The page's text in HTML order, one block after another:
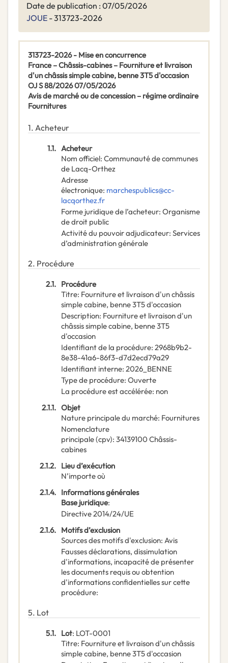
Date de publication : 07/05/2026
JOUE - 313723-2026
313723-2026 - Mise en concurrence
France – Châssis-cabines – Fourniture et livraison
d'un châssis simple cabine, benne 3T5 d'occasion
OJ S 88/2026 07/05/2026
Avis de marché ou de concession – régime ordinaire
Fournitures
1. Acheteur
1.1. Acheteur
Nom officiel: Communauté de communes
de Lacq-Orthez
Adresse
électronique: marchespublics@cc-
lacqorthez.fr
Forme juridique de l’acheteur: Organisme
de droit public
Activité du pouvoir adjudicateur: Services
d’administration générale
2. Procédure
2.1. Procédure
Titre: Fourniture et livraison d'un châssis
simple cabine, benne 3T5 d'occasion
Description: Fourniture et livraison d'un
châssis simple cabine, benne 3T5
d'occasion
Identifiant de la procédure: 2968b9b2-
8e38-41a6-86f3-d7d2ecd79a29
Identifiant interne: 2026_BENNE
Type de procédure: Ouverte
La procédure est accélérée: non
2.1.1. Objet
Nature principale du marché: Fournitures
Nomenclature
principale(cpv): 34139100 Châssis-
cabines
2.1.2. Lieu d’exécution
N’importe où
2.1.4. Informations générales
Base juridique:
Directive 2014/24/UE
2.1.6. Motifs d’exclusion
Sources des motifs d'exclusion: Avis
Fausses déclarations, dissimulation
d'informations, incapacité de présenter
les documents requis ou obtention
d'informations confidentielles sur cette
procédure:
5. Lot
5.1. Lot: LOT-0001
Titre: Fourniture et livraison d'un châssis
simple cabine, benne 3T5 d'occasion